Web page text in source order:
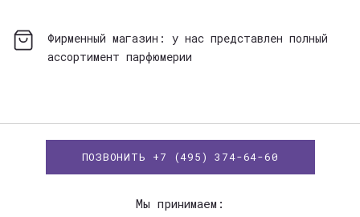
Фирменный магазин: у нас представлен полный
ассортимент парфюмерии
Мы принимаем:
ПОЗВОНИТЬ +7 (495) 374-64-60